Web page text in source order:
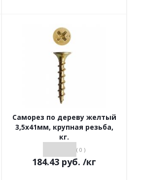
Саморез по дереву желтый
3,5х41мм, крупная резьба,
кг.
( 0 )
184.43 руб. /кг